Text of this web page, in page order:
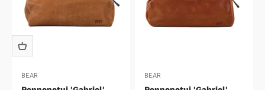
BEAR BEAR